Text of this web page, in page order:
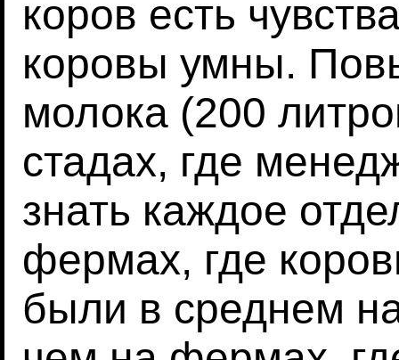
коров есть
коровы умны.
молока (200
стадах, где
знать каждое
фермах, где
были в среднем